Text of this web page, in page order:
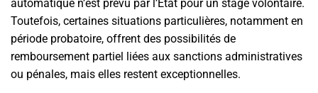
automatique n’est prévu par l’État pour un stage volontaire.
Toutefois, certaines situations particulières, notamment en
période probatoire, offrent des possibilités de
remboursement partiel liées aux sanctions administratives
ou pénales, mais elles restent exceptionnelles.